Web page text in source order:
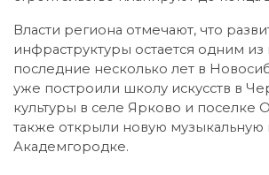
Власти региона отмечают, что
инфраструктуры остается одним из
последние несколько лет в
уже построили школу искусств в
культуры в селе Ярково и поселке
также открыли новую музыкальную
Академгородке.